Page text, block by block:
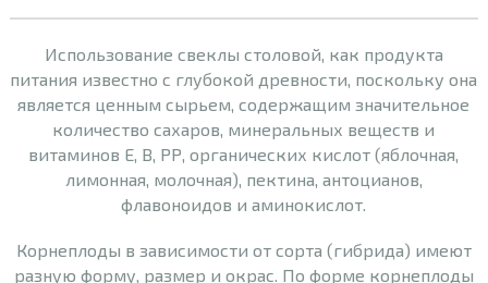
Использование свеклы столовой, как продукта
питания известно с глубокой древности, поскольку она
является ценным сырьем, содержащим значительное
количество сахаров, минеральных веществ и
витаминов Е, В, РР, органических кислот (яблочная,
лимонная, молочная), пектина, антоцианов,
флавоноидов и аминокислот.
Корнеплоды в зависимости от сорта (гибрида) имеют
разную форму, размер и окрас. По форме корнеплоды